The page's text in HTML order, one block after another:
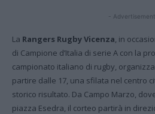
- Advertisement
La Rangers Rugby Vicenza, in
di Campione d’Italia di serie A con la
campionato italiano di rugby,
partire dalle 17, una sfilata nel centro
storico risultato. Da Campo Marzo,
piazza Esedra, il corteo partirà in